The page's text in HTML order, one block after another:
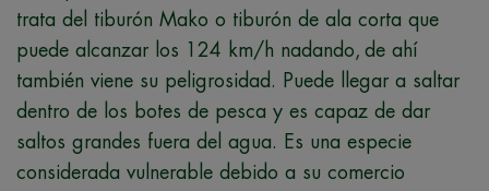
trata del tiburón Mako o tiburón de ala corta que
puede alcanzar los 124 km/h nadando, de ahí
también viene su peligrosidad. Puede llegar a saltar
dentro de los botes de pesca y es capaz de dar
saltos grandes fuera del agua. Es una especie
considerada vulnerable debido a su comercio